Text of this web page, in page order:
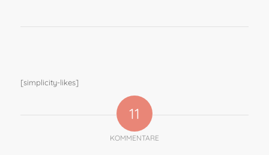
[simplicity-likes]
11
KOMMENTARE